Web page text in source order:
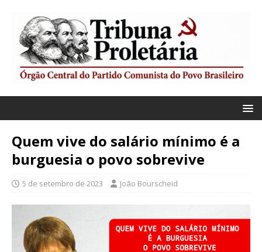
Quem vive do salário mínimo é a
burguesia o povo sobrevive
5 de setembro de 2023 João Bourscheid